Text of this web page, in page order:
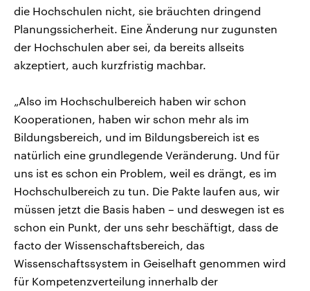
die Hochschulen nicht, sie bräuchten dringend
Planungssicherheit. Eine Änderung nur zugunsten
der Hochschulen aber sei, da bereits allseits
akzeptiert, auch kurzfristig machbar.
„Also im Hochschulbereich haben wir schon
Kooperationen, haben wir schon mehr als im
Bildungsbereich, und im Bildungsbereich ist es
natürlich eine grundlegende Veränderung. Und für
uns ist es schon ein Problem, weil es drängt, es im
Hochschulbereich zu tun. Die Pakte laufen aus, wir
müssen jetzt die Basis haben – und deswegen ist es
schon ein Punkt, der uns sehr beschäftigt, dass de
facto der Wissenschaftsbereich, das
Wissenschaftssystem in Geiselhaft genommen wird
für Kompetenzverteilung innerhalb der